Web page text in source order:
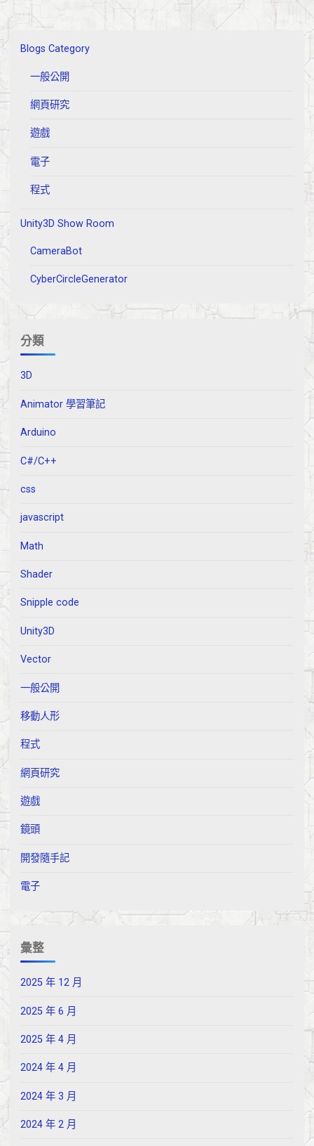
Blogs Category
一般公開
網頁研究
遊戲
電子
程式
Unity3D Show Room
CameraBot
CyberCircleGenerator
分類
3D
Animator 學習筆記
Arduino
C#/C++
css
javascript
Math
Shader
Snipple code
Unity3D
Vector
一般公開
移動人形
程式
網頁研究
遊戲
鏡頭
開發隨手記
電子
彙整
2025 年 12 月
2025 年 6 月
2025 年 4 月
2024 年 4 月
2024 年 3 月
2024 年 2 月